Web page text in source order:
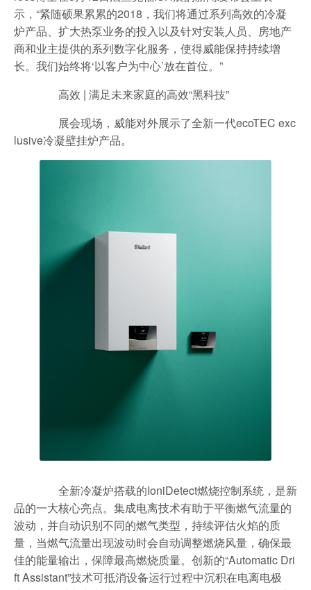
示，“紧随硕果累累的2018，我们将通过系列高效的冷凝
炉产品、扩大热泵业务的投入以及针对安装人员、房地产
商和业主提供的系列数字化服务，使得威能保持持续增
长。我们始终将‘以客户为中心’放在首位。”
高效 | 满足未来家庭的高效“黑科技”
展会现场，威能对外展示了全新一代ecoTEC exc
lusive冷凝壁挂炉产品。
全新冷凝炉搭载的IoniDetect燃烧控制系统，是新
品的一大核心亮点。集成电离技术有助于平衡燃气流量的
波动，并自动识别不同的燃气类型，持续评估火焰的质
量，当燃气流量出现波动时会自动调整燃烧风量，确保最
佳的能量输出，保障最高燃烧质量。创新的“Automatic Dri
ft Assistant”技术可抵消设备运行过程中沉积在电离电极